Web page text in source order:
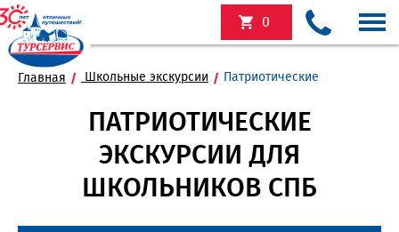
0
Главная Школьные экскурсии Патриотические
ПАТРИОТИЧЕСКИЕ
ЭКСКУРСИИ ДЛЯ
ШКОЛЬНИКОВ СПБ